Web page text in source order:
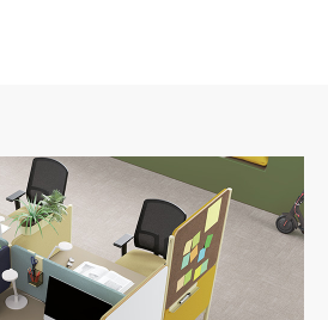
proposés par le site
fournit ces
connaissance de cause,
procède par lui-même à
précisé à l’utilisateur du
ou non de fournir
Conformément aux